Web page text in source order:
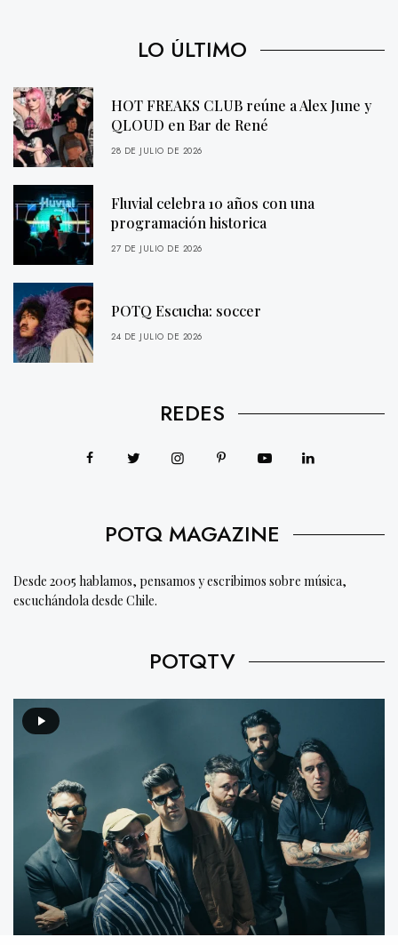
LO ÚLTIMO
HOT FREAKS CLUB reúne a Alex June y
QLOUD en Bar de René
28 DE JULIO DE 2026
Fluvial celebra 10 años con una
programación historica
27 DE JULIO DE 2026
POTQ Escucha: soccer
24 DE JULIO DE 2026
REDES
POTQ MAGAZINE
Desde 2005 hablamos, pensamos y escribimos sobre música,
escuchándola desde Chile.
POTQTV